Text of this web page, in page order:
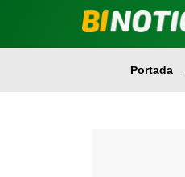
Portada